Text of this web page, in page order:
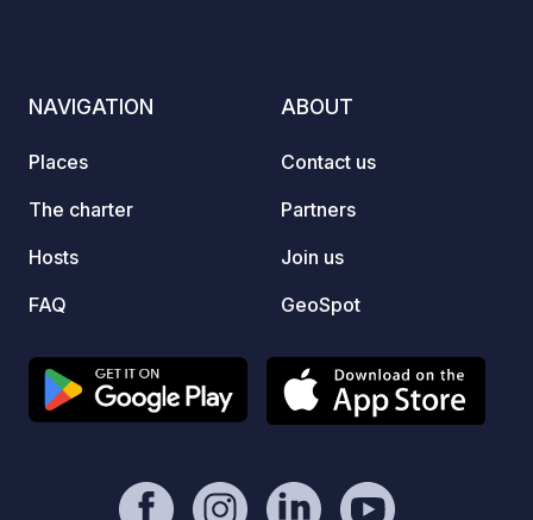
NAVIGATION
Places
The charter
Hosts
FAQ
ABOUT
Contact us
Partners
Join us
GeoSpot